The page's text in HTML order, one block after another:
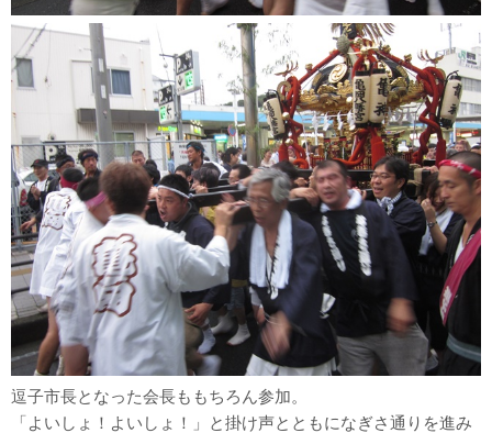
逗子市長となった会長ももちろん参加。
「よいしょ！よいしょ！」と掛け声とともになぎさ通りを進み